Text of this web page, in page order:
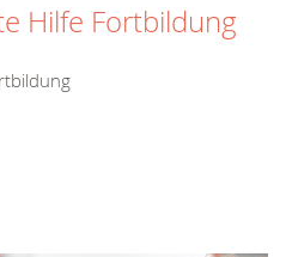
Hilfe Fortbildung